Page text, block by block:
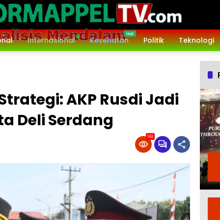
Internasional Kesehatan Politik Teknologi
AKP Rusdi Jadi
Deli Serdang
161